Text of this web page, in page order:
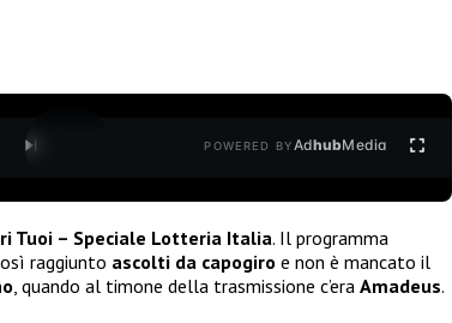
POWERED BYAdhubMedia
Tuoi – Speciale Lotteria Italia. Il programma
raggiunto ascolti da capogiro e non è mancato il
, quando al timone della trasmissione c’era Amadeus.